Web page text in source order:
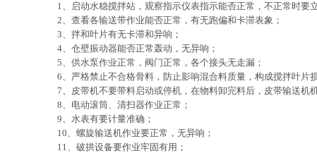
1、启动水稳搅拌站，观察指示仪表指示能否正常，不正常时要
2、查看各输送带作业能否正常，有无跑偏和卡滞表象；
3、拌和叶片有无卡滞和异响；
4、仓壁振动器能否正常轰动，无异响；
5、供水泵作业正常，阀门正常，各个接头无走漏；
6、严格禁止不合格骨料，防止影响混合料质量，构成搅拌叶片
7、皮带机不要带料启动或停机，在物料卸完料后，皮带输送机
8、电动滚筒、清扫器作业正常；
9、水表有要计量准确；
10、螺旋输送机作业要正常，无异响；
11、破拱设备要作业牢固有用；